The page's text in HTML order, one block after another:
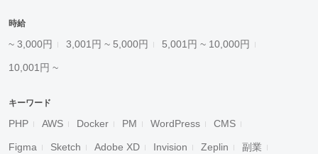
時給
~ 3,000円 3,001円 ~ 5,000円 5,001円 ~ 10,000円
10,001円 ~
キーワード
PHP AWS Docker PM WordPress CMS
Figma Sketch Adobe XD Invision Zeplin 副業